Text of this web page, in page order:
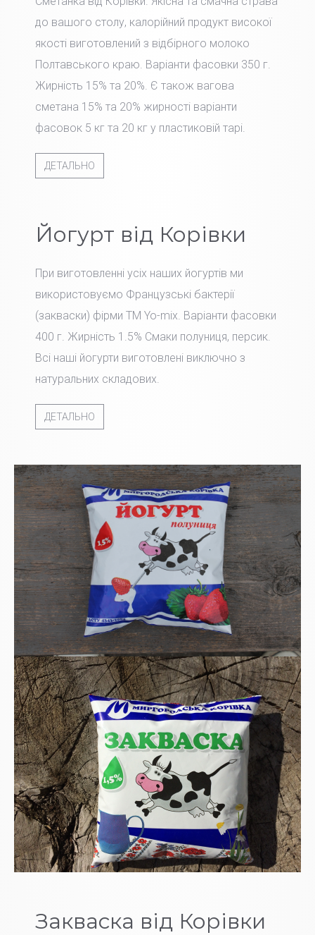
до вашого столу, калорійний продукт високої
якості виготовлений з відбірного молоко
Полтавського краю. Варіанти фасовки 350 г.
Жирність 15% та 20%. Є також вагова
сметана 15% та 20% жирності варіанти
фасовок 5 кг та 20 кг у пластиковій тарі.
ДЕТАЛЬНО
Йогурт від Корівки
При виготовленні усіх наших йогуртів ми
використовуємо Французські бактерії
(закваски) фірми TM Yo-mix. Варіанти фасовки
400 г. Жирність 1.5% Смаки полуниця, персик.
Всі наші йогурти виготовлені виключно з
натуральних складових.
ДЕТАЛЬНО
Закваска від Корівки